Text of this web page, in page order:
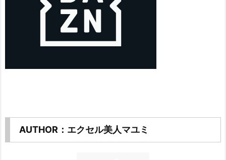
AUTHOR：エクセル美人マユミ